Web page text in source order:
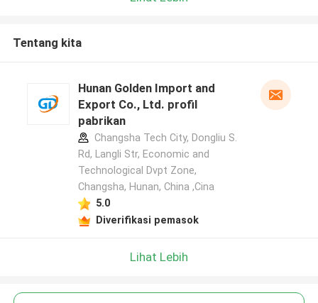
Tentang kita
Hunan Golden Import and
Export Co., Ltd. profil
pabrikan
Changsha Tech City, Dongliu S.
Rd, Langli Str, Economic and
Technological Dvpt Zone,
Changsha, Hunan, China ,Cina
5.0
Diverifikasi pemasok
Lihat Lebih